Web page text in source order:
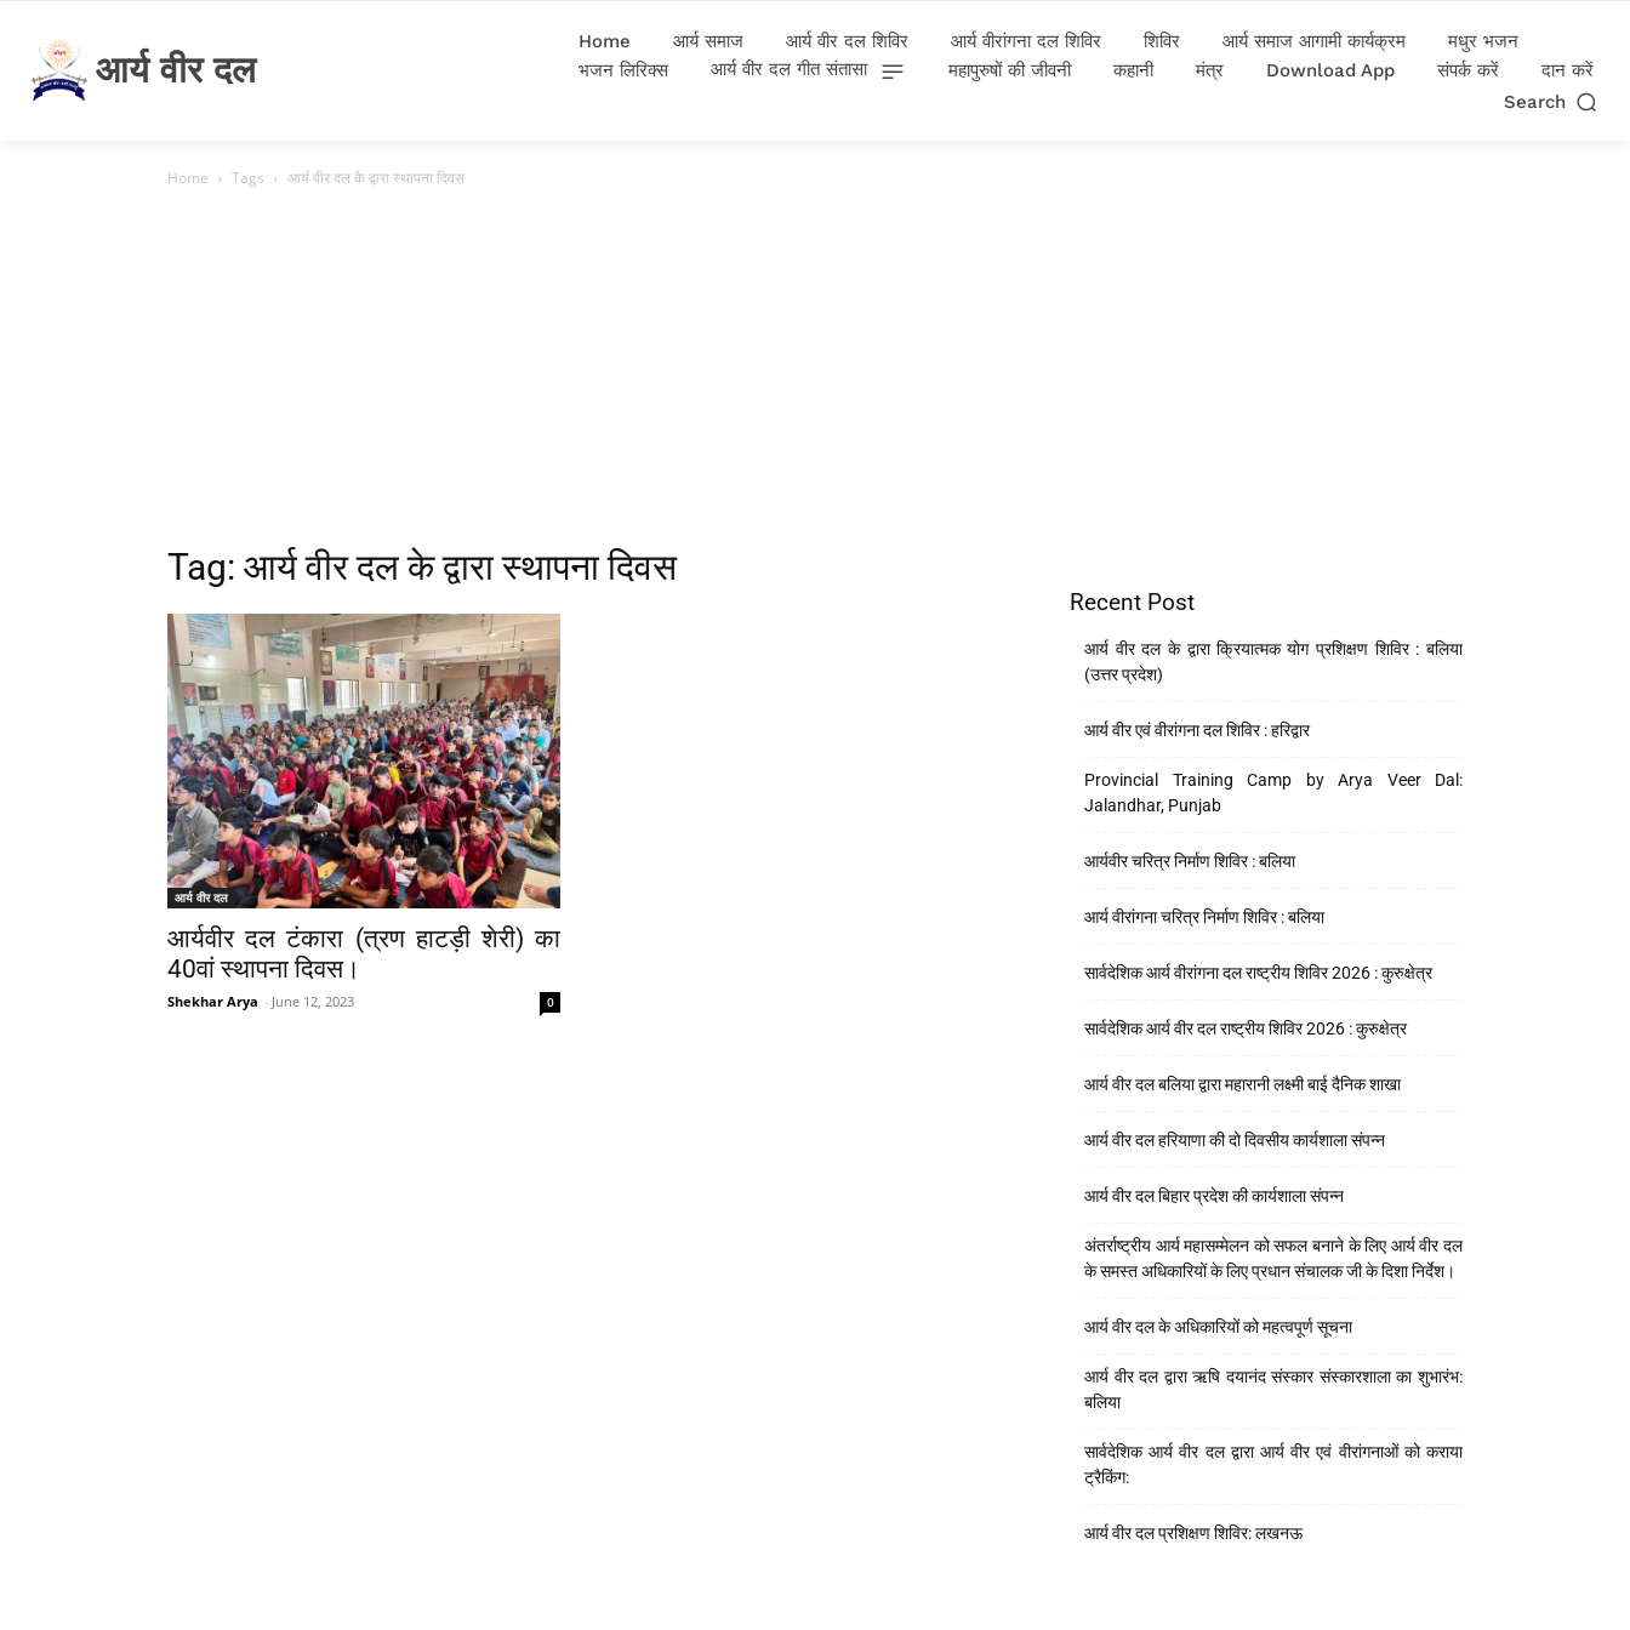
आर्य वीर दल
Home आर्य समाज आर्य वीर दल शिविर आर्य वीरांगना दल शिविर शिविर आर्य समाज आगामी कार्यक्रम
मधुर भजन
भजन लिरिक्स
आर्य वीर दल गीत संतासा महापुरुषों की जीवनी कहानी मंत्र Download App संपर्क करें
दान करें
Search
Home Tags आर्य वीर दल के द्वारा स्थापना दिवस
Tag: आर्य वीर दल के द्वारा स्थापना दिवस
आर्य वीर दल
आर्यवीर दल टंकारा (त्रण हाटड़ी शेरी) का
40वां स्थापना दिवस।
Shekhar Arya - June 12, 2023 0
Recent Post
आर्य वीर दल के द्वारा क्रियात्मक योग प्रशिक्षण शिविर : बलिया
(उत्तर प्रदेश)
आर्य वीर एवं वीरांगना दल शिविर : हरिद्वार
Provincial Training Camp by Arya Veer Dal:
Jalandhar, Punjab
आर्यवीर चरित्र निर्माण शिविर : बलिया
आर्य वीरांगना चरित्र निर्माण शिविर : बलिया
सार्वदेशिक आर्य वीरांगना दल राष्ट्रीय शिविर 2026 : कुरुक्षेत्र
सार्वदेशिक आर्य वीर दल राष्ट्रीय शिविर 2026 : कुरुक्षेत्र
आर्य वीर दल बलिया द्वारा महारानी लक्ष्मी बाई दैनिक शाखा
आर्य वीर दल हरियाणा की दो दिवसीय कार्यशाला संपन्न
आर्य वीर दल बिहार प्रदेश की कार्यशाला संपन्न
अंतर्राष्ट्रीय आर्य महासम्मेलन को सफल बनाने के लिए आर्य वीर दल
के समस्त अधिकारियों के लिए प्रधान संचालक जी के दिशा निर्देश।
आर्य वीर दल के अधिकारियों को महत्वपूर्ण सूचना
आर्य वीर दल द्वारा ऋषि दयानंद संस्कार संस्कारशाला का शुभारंभ:
बलिया
सार्वदेशिक आर्य वीर दल द्वारा आर्य वीर एवं वीरांगनाओं को कराया
ट्रैकिंग:
आर्य वीर दल प्रशिक्षण शिविर: लखनऊ